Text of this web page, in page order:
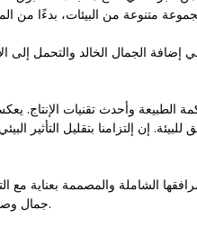
إضافة الجمال الخالد والتحمل إلى
الطبيعة وأحدث تقنيات الإنتاج.
للبيئة. إن إلتزامنا بتقليل
الشاملة والمصممة بعناية مع
جمال وصمود مشاريعك المعمارية. اكتشف جودتنا وأضف أناقة الطبيعة إلى مشاريعك.